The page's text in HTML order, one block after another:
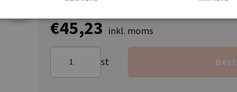
€45,23 inkl. moms
st